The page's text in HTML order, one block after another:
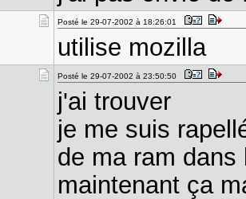
Posté le 29-07-2002 à 18:26:01
utilise mozilla
Posté le 29-07-2002 à 23:50:50
j'ai trouver
je me suis
de ma ram dans
maintenant ça